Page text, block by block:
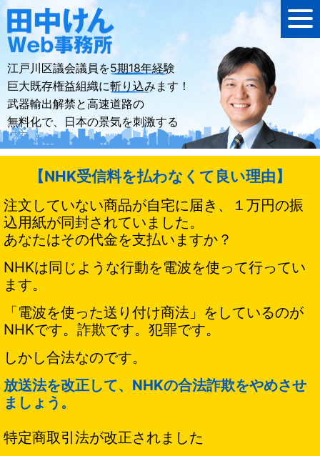
江戸川区議会議員を5期18年経験
巨大既存権益組織に斬り込み ます！
武器輸出解禁と高速道路の
無料化で、日本の景気を刺激する
【NHK受信料を払わなくて良い理由】
注文していない商品が自宅に届き、１万円の振
込用紙が同封されていました。
あなたはその代金を支払いますか？
NHKは同じような行動を電波を使って行ってい
ます。
「電波を使った送り付け商法」をしているのが
NHKです。詐欺です。犯罪です。
しかし合法なのです。
放送法を改正して、NHKの合法詐欺をやめさせ
ましょう。
特定商取引法が改正されました